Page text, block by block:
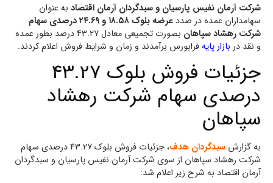
شرکت آرمان نفیس پارسیان و سبدگردان آرمان اقتصاد به عنوان
سهامداران عمده در صدد
عرضه بلوک ۱۸.۵۸ و ۲۴.۶۹ درصدی سهام
شرکت رهشاد سپاهان
بصورت تجمیعی معادل ۴۳.۲۷ درصد بطور عمده
و نقد در بازار پایهفرابورس برآمدند و زمان و شرایط فروش اعلام کردند.
جزئیات فروش بلوک 43.27
درصدی سهام شرکت رهشاد
سپاهان
به گزارش سبدگردان هدف
، جزئیات فروش بلوک 43.27 درصدی سهام
شرکت رهشاد سپاهان از سوی شرکت آرمان نفیس پارسیان و سبدگردان
آرمان اقتصاد به شرح زیر اعلام شد: